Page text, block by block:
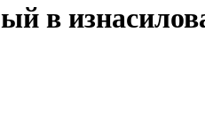
в